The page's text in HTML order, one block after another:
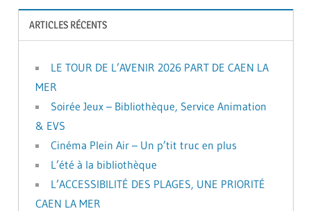
ARTICLES RÉCENTS
LE TOUR DE L’AVENIR 2026 PART DE CAEN LA
MER
Soirée Jeux – Bibliothèque, Service Animation
& EVS
Cinéma Plein Air – Un p’tit truc en plus
L’été à la bibliothèque
L’ACCESSIBILITÉ DES PLAGES, UNE PRIORITÉ
CAEN LA MER